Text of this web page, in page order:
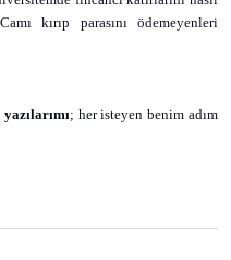
kırıp parasını ödemeyenleri
yazılarımı; her isteyen benim adım